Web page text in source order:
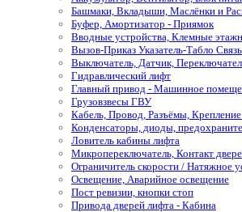
Башмаки, Вкладыши, Маслёнки и
Буфер, Амортизатор - Приямок
Вводные устройства, Клемные
Вызов-Приказ Указатель-Табло
Выключатель, Датчик,
Гидравлический лифт
Главный привод - Машинное
Грузовзвесы ГВУ
Кабель, Провод, Разъёмы,
Конденсаторы, диоды,
Ловитель кабины лифта
Микропереключатель, Контакт
Ограничитель скорости / Натяжное
Освещение, Аварийное освещение
Пост ревизии, кнопки стоп
Привода дверей лифта - Кабина